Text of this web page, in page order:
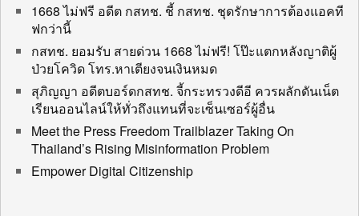
1668 ไม่ฟรี อดีต กสทช. ชี้ กสทช. ชุดรักษาการต้องแอคที
ฟกว่านี้
กสทช. ยอมรับ สายด่วน 1668 ไม่ฟรี! โป๊ะแตกหลังญาติผู้
ป่วยโควิด โทร.หาเตียงจนเงินหมด
สุภิญญา อดีตบอร์ดกสทช. จี้กระทรวงดีอี ควรผลักดันเน็ต
เรียนออนไลน์ให้ทั่วถึงแทนที่จะเซ็นเซอร์ผู้อื่น
Meet the Press Freedom Trailblazer Taking On
Thailand’s Rising Misinformation Problem
Empower Digital Citizenship